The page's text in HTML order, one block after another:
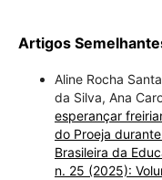
Artigos
Aline Rocha
da Silva, Ana
esperançar
do Proeja
Brasileira da
n. 25 (2025):